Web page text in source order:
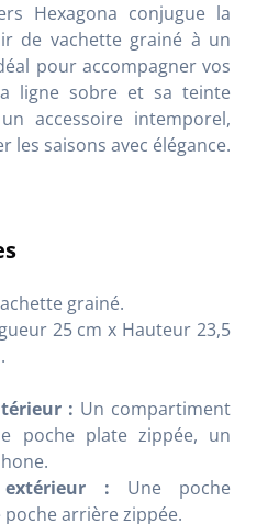
Hexagona conjugue la
de vachette grainé à un
pour accompagner vos
ligne sobre et sa teinte
accessoire intemporel,
les saisons avec élégance.
grainé.
25 cm x Hauteur 23,5
: Un compartiment
poche plate zippée, un
: Une poche
arrière zippée.